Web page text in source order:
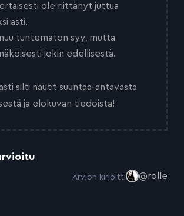
ole riittänyt juttua
asti.
tuntematon syy, mutta
jokin edellisestä.
silti nautit suuntaa-antavasta
ja elokuvan tiedoista!
Arvion kirjoitti @rolle